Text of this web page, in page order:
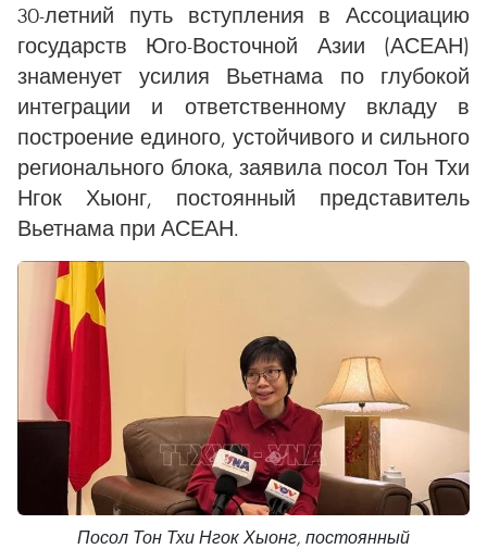
30-летний путь вступления в Ассоциацию
государств Юго-Восточной Азии (АСЕАН)
знаменует усилия Вьетнама по глубокой
интеграции и ответственному вкладу в
построение единого, устойчивого и сильного
регионального блока, заявила посол Тон Тхи
Нгок Хыонг, постоянный представитель
Вьетнама при АСЕАН.
Посол Тон Тхи Нгок Хыонг, постоянный